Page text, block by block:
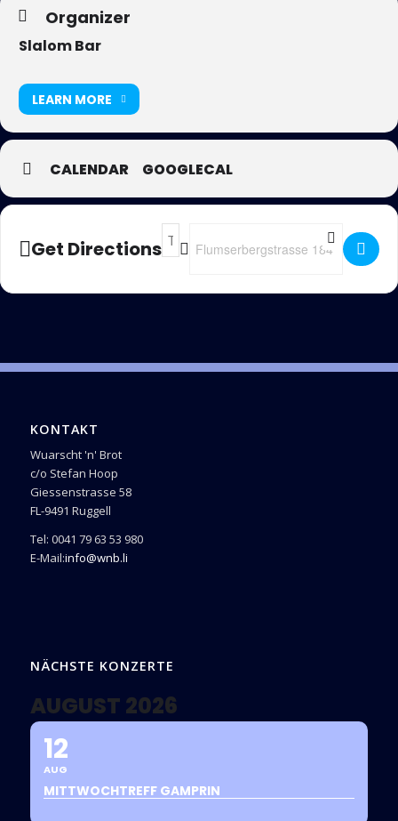
Organizer
Slalom Bar
LEARN MORE
CALENDAR GOOGLECAL
Get Directions
Address - Slalom Bar Flumserberg []
Destination Address - Slalom Bar
KONTAKT
Wuarscht 'n' Brot
c/o Stefan Hoop
Giessenstrasse 58
FL-9491 Ruggell
Tel: 0041 79 63 53 980
E-Mail:info@wnb.li
NÄCHSTE KONZERTE
AUGUST 2026
12
AUG
MITTWOCHTREFF GAMPRIN